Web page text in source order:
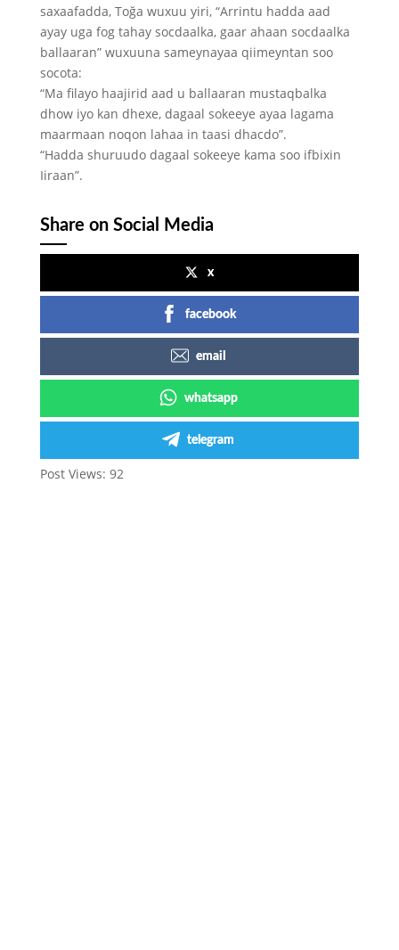
saxaafadda, Toğa wuxuu yiri, “Arrintu hadda aad
ayay uga fog tahay socdaalka, gaar ahaan socdaalka
ballaaran” wuxuuna sameynayaa qiimeyntan soo
socota:
“Ma filayo haajirid aad u ballaaran mustaqbalka
dhow iyo kan dhexe, dagaal sokeeye ayaa lagama
maarmaan noqon lahaa in taasi dhacdo”.
“Hadda shuruudo dagaal sokeeye kama soo ifbixin
Iiraan”.
Share on Social Media
x
facebook
email
whatsapp
telegram
Post Views: 92